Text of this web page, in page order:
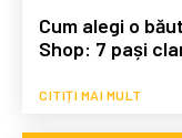
Cum alegi o
Shop: 7 pași
CITIȚI MAI MULT